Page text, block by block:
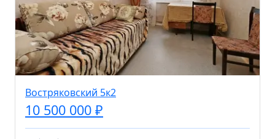
Востряковский 5к2
10 500 000 ₽